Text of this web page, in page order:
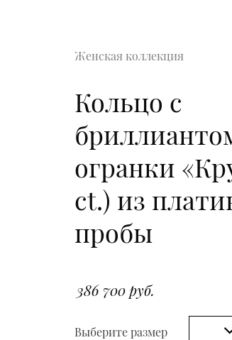
Женская коллекция
Кольцо с
огранки
ct.) из
пробы
386 700 руб.
Выберите размер